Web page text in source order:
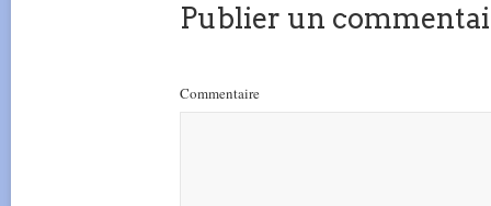
Publier un
Commentaire